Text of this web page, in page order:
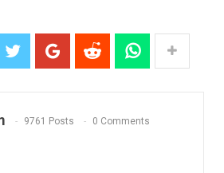
9761 Posts 0 Comments